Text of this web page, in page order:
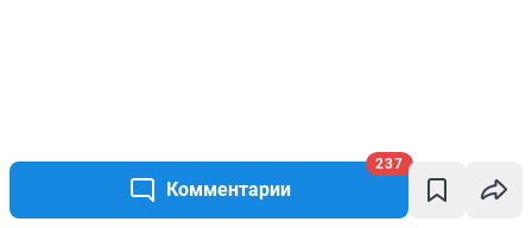
Комментарии
237